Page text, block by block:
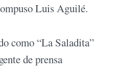
Luis Aguilé.
como “La Saladita”
de prensa